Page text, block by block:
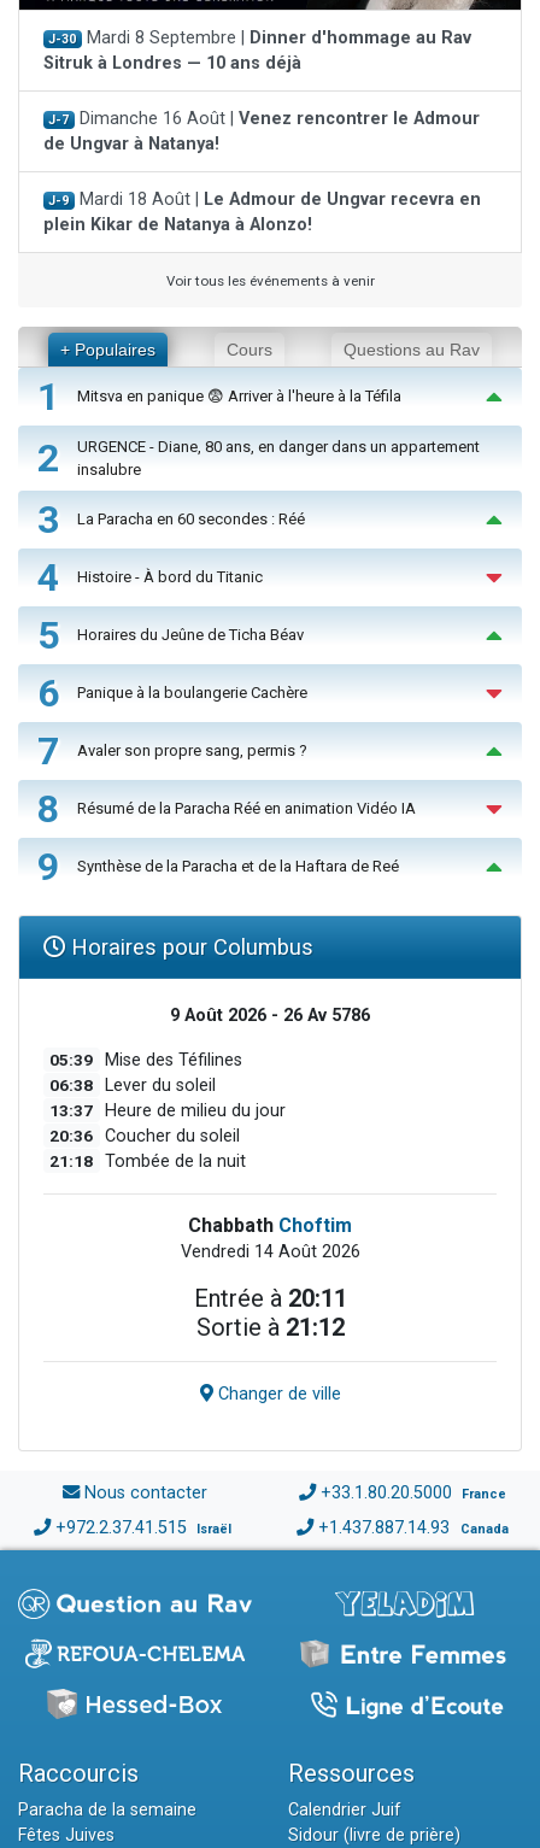
J-30 Mardi 8 Septembre |
Dinner d'hommage au Rav
Sitruk à Londres — 10 ans déjà
J-7 Dimanche 16 Août | Venez rencontrer le Admour
de Ungvar à Natanya!
J-9 Mardi 18 Août |
Le Admour de Ungvar recevra en
plein Kikar de Natanya à Alonzo!
Voir tous les événements à venir
+ Populaires Cours Questions au Rav
1 Mitsva en panique 😨 Arriver à l'heure à la Téfila
2
URGENCE - Diane, 80 ans, en danger dans un appartement
insalubre
3 La Paracha en 60 secondes : Réé
4 Histoire - À bord du Titanic
5 Horaires du Jeûne de Ticha Béav
6 Panique à la boulangerie Cachère
7 Avaler son propre sang, permis ?
8 Résumé de la Paracha Réé en animation Vidéo IA
9 Synthèse de la Paracha et de la Haftara de Reé
Horaires pour Columbus
9 Août 2026 - 26 Av 5786
05:39 Mise des Téfilines
06:38 Lever du soleil
13:37 Heure de milieu du jour
20:36 Coucher du soleil
21:18 Tombée de la nuit
Chabbath Choftim
Vendredi 14 Août 2026
Entrée à 20:11
Sortie à 21:12
Changer de ville
Nous contacter +33.1.80.20.5000 France
+972.2.37.41.515 Israël +1.437.887.14.93 Canada
Raccourcis
Paracha de la semaine
Fêtes Juives
Ressources
Calendrier Juif
Sidour (livre de prière)